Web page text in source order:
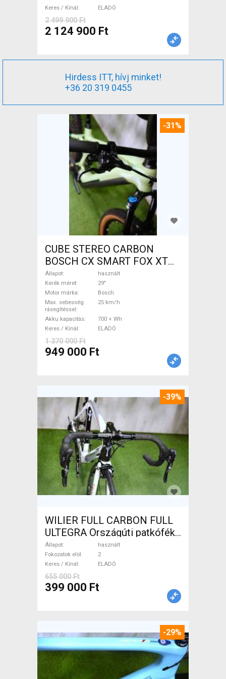
Keres / Kínál
ELADÓ
2 499 900 Ft
2 124 900 Ft
Hirdess ITT, hívj minket!
+36 20 319 0455
-31%
CUBE STEREO CARBON
BOSCH CX SMART FOX XT
Elektromos Mountain Bike
29" össztelós / fully Bosch
használt ELADÓ
Állapot
használt
Kerék méret
29"
Motor márka
Bosch
Max. sebesség
rásegítéssel
25 km/h
Akku kapacitás
700 + Wh
Keres / Kínál
ELADÓ
1 370 000 Ft
949 000 Ft
-39%
WILIER FULL CARBON FULL
ULTEGRA Országúti patkófék
használt ELADÓ
Állapot
használt
Fokozatok elöl
2
Keres / Kínál
ELADÓ
655 000 Ft
399 000 Ft
-29%